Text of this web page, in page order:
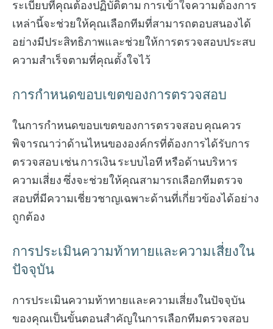
ระเบียบที่คุณต้องปฏิบัติตาม การเข้าใจความต้องการ
เหล่านี้จะช่วยให้คุณเลือกทีมที่สามารถตอบสนองได้
อย่างมีประสิทธิภาพและช่วยให้การตรวจสอบประสบ
ความสำเร็จตามที่คุณตั้งใจไว้
การกำหนดขอบเขตของการตรวจสอบ
ในการกำหนดขอบเขตของการตรวจสอบ คุณควร
พิจารณาว่าด้านไหนขององค์กรที่ต้องการได้รับการ
ตรวจสอบ เช่น การเงิน ระบบไอที หรือด้านบริหาร
ความเสี่ยง ซึ่งจะช่วยให้คุณสามารถเลือกทีมตรวจ
สอบที่มีความเชี่ยวชาญเฉพาะด้านที่เกี่ยวข้องได้อย่าง
ถูกต้อง
การประเมินความท้าทายและความเสี่ยงใน
ปัจจุบัน
การประเมินความท้าทายและความเสี่ยงในปัจจุบัน
ของคุณเป็นขั้นตอนสำคัญในการเลือกทีมตรวจสอบ